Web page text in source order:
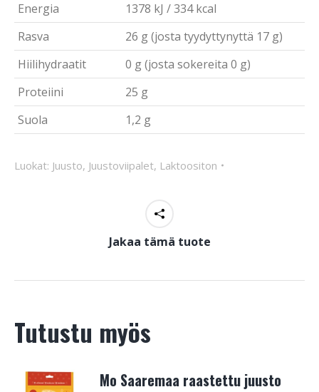
Energia
1378 kJ / 334 kcal
Rasva
26 g (josta tyydyttynyttä 17 g)
Hiilihydraatit
0 g (josta sokereita 0 g)
Proteiini
25 g
Suola
1,2 g
Luokat: Juusto, Juustoviipalet, Laktoositon
Jakaa tämä tuote
Tutustu myös
Mo Saaremaa raastettu juusto